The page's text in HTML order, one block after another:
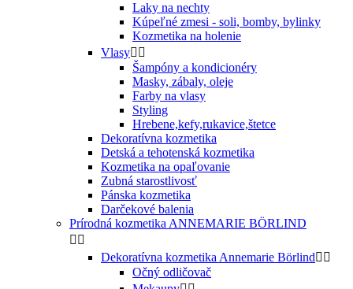
Laky na nechty
Kúpeľné zmesi - soli, bomby, bylinky
Kozmetika na holenie
Vlasy 
Šampóny a kondicionéry
Masky, zábaly, oleje
Farby na vlasy
Styling
Hrebene,kefy,rukavice,štetce
Dekoratívna kozmetika
Detská a tehotenská kozmetika
Kozmetika na opaľovanie
Zubná starostlivosť
Pánska kozmetika
Darčekové balenia
Prírodná kozmetika ANNEMARIE BÖRLIND
 
Dekoratívna kozmetika Annemarie Börlind 
Očný odličovač